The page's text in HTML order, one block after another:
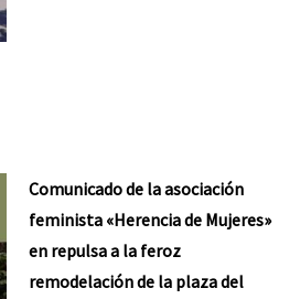
Comunicado de la asociación
feminista «Herencia de Mujeres»
en repulsa a la feroz
remodelación de la plaza del